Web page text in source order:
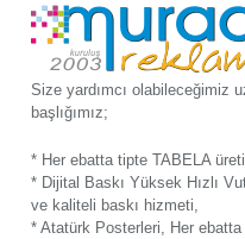
Size yardımcı olabileceğimiz
başlığımız;
* Her ebatta tipte TABELA
* Dijital Baskı Yüksek Hızlı
ve kaliteli baskı hizmeti,
* Atatürk Posterleri, Her